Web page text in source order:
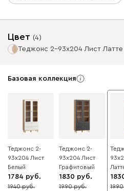
Цвет (4)
Теджонс 2-93x204 Лист Латте
Базовая коллекция
Теджонс 2-
93x204 Лист ​
Белый
1784
8
1940
Теджонс 2-
93x204 Лист
Графитовый
1830
8
1990 8
1990